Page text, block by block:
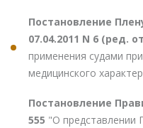
Постановление
07.04.2011 N 6 (ред.
применения судами
медицинского
Постановление
555 "О представлении